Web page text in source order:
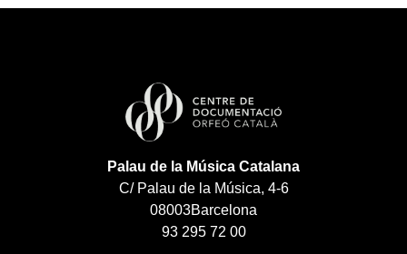
Palau de la Música Catalana
C/ Palau de la Música, 4-6
08003Barcelona
93 295 72 00